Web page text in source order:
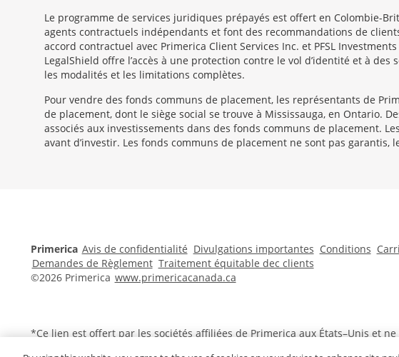
Le programme de services juridiques prépayés est offert en Colombie-
agents contractuels indépendants et font des recommandations de
accord contractuel avec Primerica Client Services Inc. et PFSL
LegalShield offre l’accès à une protection contre le vol d’identité et à
les modalités et les limitations complètes.
Pour vendre des fonds communs de placement, les représentants de
de placement, dont le siège social se trouve à Mississauga, en Ontario.
associés aux investissements dans des fonds communs de placement.
avant d’investir. Les fonds communs de placement ne sont pas
Primerica Avis de confidentialité Divulgations importantes Conditions
Demandes de Règlement Traitement équitable dec clients
©2026 Primerica www.primericacanada.ca
*Ce lien est offert par les sociétés affiliées de Primerica aux États–Unis et